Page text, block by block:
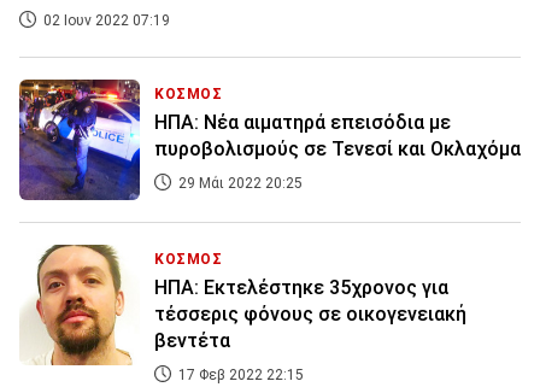
02 Ιουν 2022 07:19
ΚΟΣΜΟΣ
ΗΠΑ: Νέα αιματηρά επεισόδια με
πυροβολισμούς σε Τενεσί και Οκλαχόμα
29 Μάι 2022 20:25
ΚΟΣΜΟΣ
ΗΠΑ: Εκτελέστηκε 35χρονος για
τέσσερις φόνους σε οικογενειακή
βεντέτα
17 Φεβ 2022 22:15